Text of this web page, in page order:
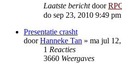
Laatste berichtdoor
do sep 23, 2010 9:49 pm
Presentatie crasht
doorHanneke Tan » ma jul
1 Reacties
3660 Weergaves